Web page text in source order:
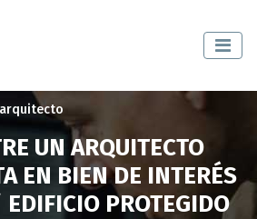
UN ARQUITECTO
EN BIEN DE INTERÉS
PROTEGIDO